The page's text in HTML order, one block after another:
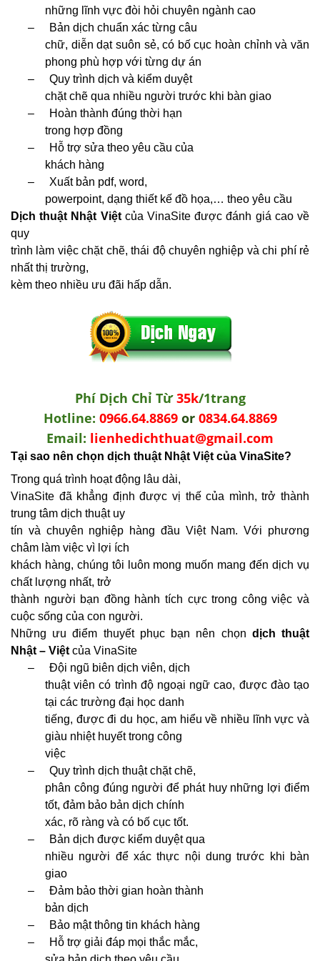
những lĩnh vực đòi hỏi chuyên ngành cao
–
Bản dịch chuẩn xác từng câu
chữ, diễn dạt suôn sẻ, có bố cục hoàn chỉnh và văn
phong phù hợp với từng dự án
–
Quy trình dịch và kiểm duyệt
chặt chẽ qua nhiều người trước khi bàn giao
–
Hoàn thành đúng thời hạn
trong hợp đồng
–
Hỗ trợ sửa theo yêu cầu của
khách hàng
–
Xuất bản pdf, word,
powerpoint, dạng thiết kế đồ họa,… theo yêu cầu
Dịch thuật Nhật Việt của VinaSite được đánh giá cao về
quy
trình làm việc chặt chẽ, thái độ chuyên nghiệp và chi phí rẻ
nhất thị trường,
kèm theo nhiều ưu đãi hấp dẫn.
Phí Dịch Chỉ Từ35k/1trang
Hotline: 0966.64.8869or 0834.64.8869
Email: lienhedichthuat@gmail.com
Tại sao nên chọn dịch thuật Nhật Việt của VinaSite?
Trong quá trình hoạt động lâu dài,
VinaSite đã khẳng định được vị thế của mình, trở thành
trung tâm dịch thuật uy
tín và chuyên nghiệp hàng đầu Việt Nam. Với phương
châm làm việc vì lợi ích
khách hàng, chúng tôi luôn mong muốn mang đến dịch vụ
chất lượng nhất, trở
thành người bạn đồng hành tích cực trong công việc và
cuộc sống của con người.
Những ưu điểm thuyết phục bạn nên chọn dịch thuật
Nhật – Việt của VinaSite
–
Đội ngũ biên dịch viên, dịch
thuật viên có trình độ ngoại ngữ cao, được đào tạo
tại các trường đại học danh
tiếng, được đi du học, am hiểu về nhiều lĩnh vực và
giàu nhiệt huyết trong công
việc
–
Quy trình dịch thuật chặt chẽ,
phân công đúng người để phát huy những lợi điểm
tốt, đảm bảo bản dịch chính
xác, rõ ràng và có bố cục tốt.
–
Bản dịch được kiểm duyệt qua
nhiều người để xác thực nội dung trước khi bàn
giao
–
Đảm bảo thời gian hoàn thành
bản dịch
–
Bảo mật thông tin khách hàng
–
Hỗ trợ giải đáp mọi thắc mắc,